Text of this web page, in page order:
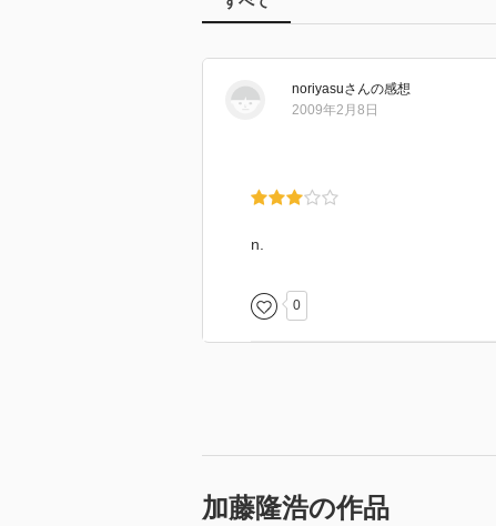
noriyasuさんの感想
2009年2月8日
n.
0
加藤隆浩の作品